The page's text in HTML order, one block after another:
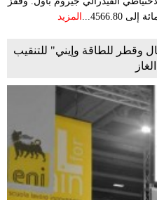
المزيد
وقطر للطاقة وإيني" للتنقيب